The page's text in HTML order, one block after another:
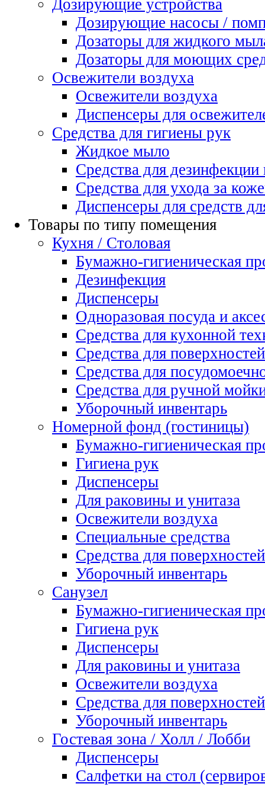
Дозирующие устройства
Дозирующие насосы /
Дозаторы для жидкого
Дозаторы для моющих
Освежители воздуха
Освежители воздуха
Диспенсеры для
Средства для гигиены рук
Жидкое мыло
Средства для
Средства для ухода за
Диспенсеры для средств
Товары по типу помещения
Кухня / Столовая
Бумажно-гигиеническая
Дезинфекция
Диспенсеры
Одноразовая посуда и
Средства для кухонной
Средства для поверхностей
Средства для
Средства для ручной
Уборочный инвентарь
Номерной фонд (гостиницы)
Бумажно-гигиеническая
Гигиена рук
Диспенсеры
Для раковины и унитаза
Освежители воздуха
Специальные средства
Средства для поверхностей
Уборочный инвентарь
Санузел
Бумажно-гигиеническая
Гигиена рук
Диспенсеры
Для раковины и унитаза
Освежители воздуха
Средства для поверхностей
Уборочный инвентарь
Гостевая зона / Холл / Лобби
Диспенсеры
Салфетки на стол